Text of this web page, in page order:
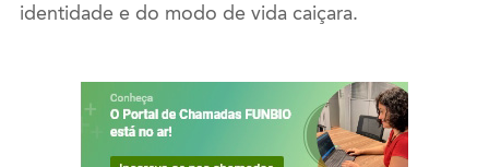
identidade e do modo de vida caiçara.